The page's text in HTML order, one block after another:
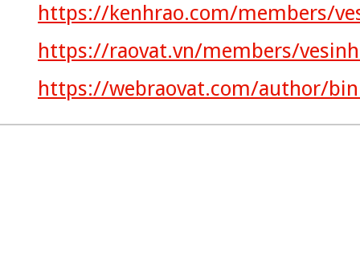
https://kenhrao.com/members/
https://raovat.vn/members/
https://webraovat.com/author/